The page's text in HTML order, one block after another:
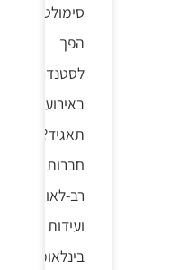
סימולטני
הפך
לסטנדרט
באירועי
תאגיד?
חברות
רב-לאומיות,
ועידות
בינלאומיות